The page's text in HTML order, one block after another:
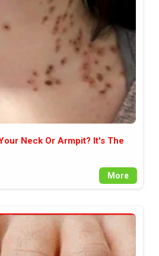
затова държим на
и коректност от
Поднасяме ви
каквито са. В
си потенциал.
Neck Or Armpit? It's The
More